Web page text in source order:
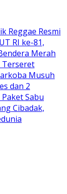
Reggae Resmi
RI ke-81,
Merah
Terseret
Musuh
dan 2
Sabu
Cibadak,